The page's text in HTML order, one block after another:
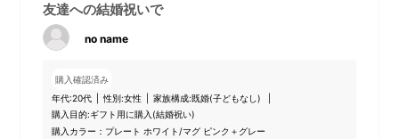
友達への結婚祝いで
no name
購入確認済み
年代:20代 性別:女性 家族構成:既婚(子どもなし)
購入目的:ギフト用に購入(結婚祝い)
購入カラー：プレート ホワイト/マグ ピンク＋グレー